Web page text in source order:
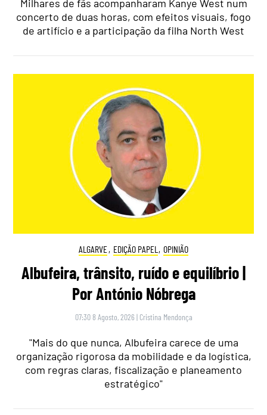
Milhares de fãs acompanharam Kanye West num
concerto de duas horas, com efeitos visuais, fogo
de artifício e a participação da filha North West
ALGARVE, EDIÇÃO PAPEL , OPINIÃO
Albufeira, trânsito, ruído e equilíbrio |
Por António Nóbrega
07:30 8 Agosto, 2026 | Cristina Mendonça
"Mais do que nunca, Albufeira carece de uma
organização rigorosa da mobilidade e da logística,
com regras claras, fiscalização e planeamento
estratégico"